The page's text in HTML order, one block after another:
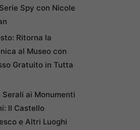
Spy con Nicole
Ritorna la
al Museo con
Gratuito in Tutta
ai Monumenti
Il Castello
e Altri Luoghi